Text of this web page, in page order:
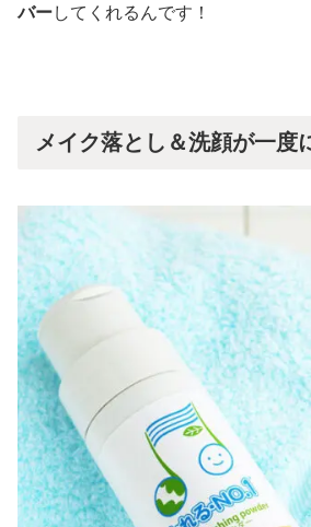
バーしてくれるんです！
メイク落とし＆洗顔が一度